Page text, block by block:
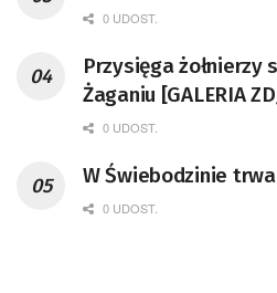
0 UDOST.
Przysięga żołnierzy
Żaganiu [GALERIA
0 UDOST.
W Świebodzinie
0 UDOST.